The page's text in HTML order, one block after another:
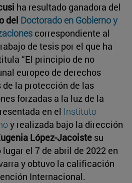
ha resultado ganadora del
del Doctorado en Gobierno y
correspondiente al
de tesis por el que ha
“El principio de no
europeo de derechos
la protección de las
forzadas a la luz de la
en el Instituto
y realizada bajo la dirección
López-Jacoiste su
el 7 de abril de 2022 en
y obtuvo la calificación
Internacional.